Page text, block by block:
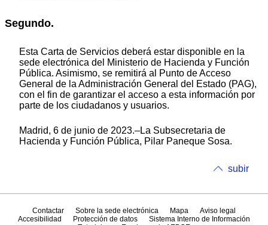
Segundo.
Esta Carta de Servicios deberá estar disponible en la
sede electrónica del Ministerio de Hacienda y Función
Pública. Asimismo, se remitirá al Punto de Acceso
General de la Administración General del Estado (PAG),
con el fin de garantizar el acceso a esta información por
parte de los ciudadanos y usuarios.
Madrid, 6 de junio de 2023.–La Subsecretaria de
Hacienda y Función Pública, Pilar Paneque Sosa.
subir
Contactar Sobre la sede electrónica Mapa
Aviso legal
Accesibilidad
Protección de datos
Sistema Interno de Información